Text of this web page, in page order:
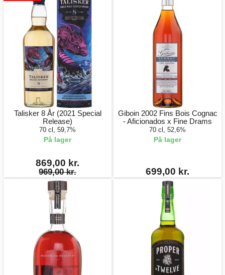
Talisker 8 År (2021 Special
Release)
70 cl, 59,7%
På lager
869,00 kr.
969,00 kr.
Giboin 2002 Fins Bois Cognac
- Aficionados x Fine Drams
70 cl, 52,6%
På lager
699,00 kr.